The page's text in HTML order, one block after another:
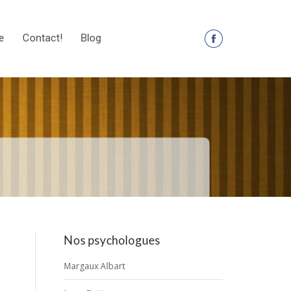
Contact! Blog
La
Nos psychologues
Margaux Albart